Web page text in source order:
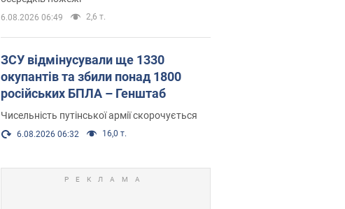
6.08.2026 06:49 2,6 т.
ЗСУ відмінусували ще 1330
окупантів та збили понад 1800
російських БПЛА – Генштаб
Чисельність путінської армії скорочується
6.08.2026 06:32 16,0 т.